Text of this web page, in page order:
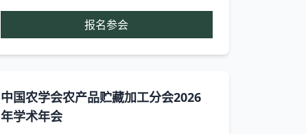
报名参会
中国农学会农产品贮藏加工分会2026
年学术年会